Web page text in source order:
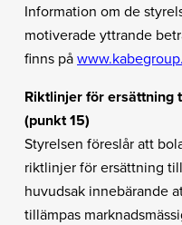
Information om de
motiverade yttrande
finns på
Riktlinjer för ersättning
(punkt 15)
Styrelsen föreslår att
riktlinjer för ersättning
huvudsak innebärande
tillämpas